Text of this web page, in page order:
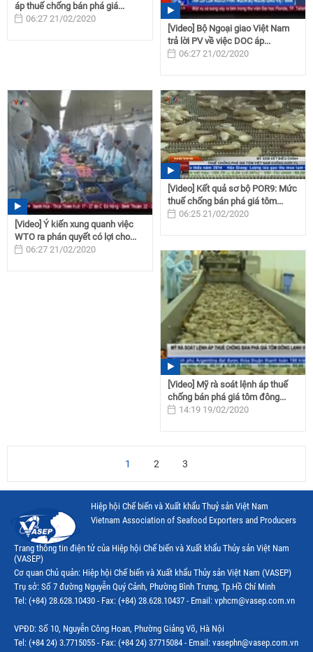
áp thuế chống bán phá giá...
06:27 21/02/2020
[Video] Bộ Ngoại giao Việt Nam
trả lời PV về việc DOC áp...
06:27 21/02/2020
[Video] Ý kiến xung quanh việc
WTO ra phán quyết có lợi cho...
06:27 21/02/2020
[Video] Kết quả sơ bộ POR9: Mức
thuế chống bán phá giá tôm...
06:25 21/02/2020
[Video] Mỹ rà soát lệnh áp thuế
chống bán phá giá tôm đông...
14:19 19/02/2020
1 2 3
Hiệp hội Chế biến và Xuất khẩu Thuỷ sản Việt Nam
Vietnam Association of Seafood Exporters and Producers
Trang thông tin điện tử của Hiệp hội Chế biến và Xuất khẩu Thủy sản Việt Nam
(VASEP)
Cơ quan Chủ quản: Hiệp hội Chế biến và Xuất khẩu Thủy sản Việt Nam (VASEP)
Trụ sở: Số 7 đường Nguyễn Quý Cảnh, Phường Bình Trưng, Tp.Hồ Chí Minh
Tel: (+84) 28.628.10430 - Fax: (+84) 28.628.10437 - Email: vphcm@vasep.com.vn
VPĐD: Số 10, Nguyễn Công Hoan, Phường Giảng Võ, Hà Nội
Tel: (+84 24) 3.7715055 - Fax: (+84 24) 37715084 - Email: vasephn@vasep.com.vn